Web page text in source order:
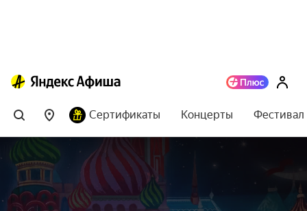
Сертификаты Концерты